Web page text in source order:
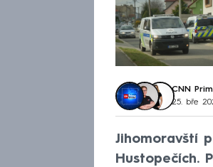
CNN
25. bře
Jihomoravští
Hustopečích.